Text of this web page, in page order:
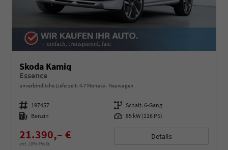
Skoda Kamiq
Essence
unverbindliche Lieferzeit: 4-7 Monate Neuwagen
Fahrzeugnummer 197457 Getriebe Schalt. 6-Gang
Kraftstoff Benzin Leistung 85 kW (116 PS)
21.390,– €
incl. 19% MwSt.
Details